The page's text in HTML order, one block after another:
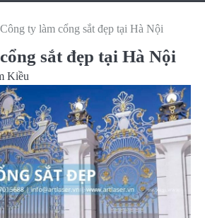
Công ty làm cổng sắt đẹp tại Hà Nội
sắt đẹp tại Hà Nội
Kiều